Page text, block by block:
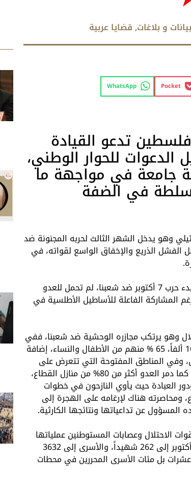
بيانات و بلاغات,قضايا عربية
Pocket
WhatsApp
فلسطين تدعو القيادة
للحوار الوطني،
جامعة في مواجهة ما
في الضفة
وهو يدخل الشهر الثالث لحربه المجنونة ضد
الفشل الذريع والإخفاق الواسع لقواته، في
وأضافت الجبهة الديمقراطية: إن مرور شهرين كاملين على بدء حرب 7 أكتوبر ضد شعبنا، لم تحمل للعدو
المشاركة الفاعلة للأساطيل الأطلسية في
وهو يرتكب مجازره الوحشية ضد شعبنا، ففي
قطاع غزة ومنذ 7 أكتوبر، ارتفع عدد الشهداء إلى أكثر من 16 ألفاً، 65 % منهم من الأطفال والنساء، إضافة
وفي المناطق المفتوحة التي تتعرض على
مدار الساعة لرمايات نارية من المواقع الإسرائيلية المجاورة، كما دمر العدو أكثر من 80% من منازل القطاع،
العبادة حيث يأوي النازحون في خطوات
هناك لإرغامه على الهجرة إلى
عن تداعياتها ونتائجها الكارثية.
الاحتلال وعصابات المستوطنين عملياتها
الإجرامية ضد أبناء شعبنا، بحيث وصل أعداد الشهداء منذ 7 أكتوبر إلى 262 شهيداً، والأسرى إلى 3632
عشرات بل مئات الأسرى المحررين في محطات